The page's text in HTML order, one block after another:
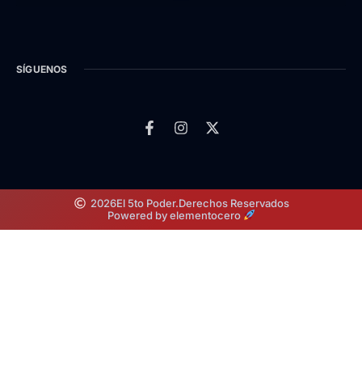
SÍGUENOS
2026El 5to Poder.Derechos Reservados
Powered by elementocero